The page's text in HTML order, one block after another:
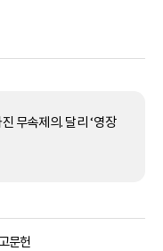
무속제의. 달리 ‘영장
문헌